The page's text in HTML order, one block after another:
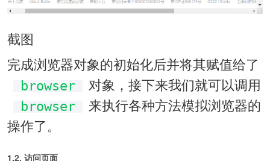
截图
完成浏览器对象的初始化后并将其赋值给了
browser 对象，接下来我们就可以调用
browser
来执行各种方法模拟浏览器的
操作了。
1.2. 访问页面